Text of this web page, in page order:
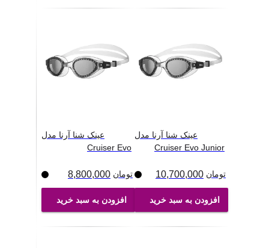
عینک شنا آرنا مدل
Cruiser Evo
8,800,000 تومان
افزودن به سبد خرید
عینک شنا آرنا مدل
Cruiser Evo Junior
10,700,000 تومان
افزودن به سبد خرید